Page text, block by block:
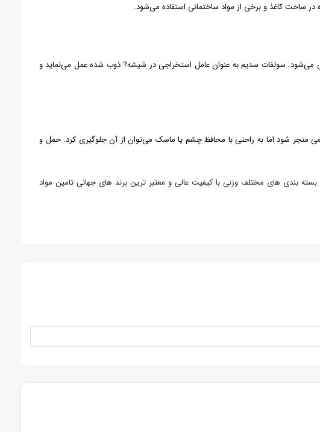
در ساخت کاغذ و برخی از مواد ساختمانی استفاده می‌شود.
می‌شود. سولفات سدیم به عنوان عامل استخراجی در شیشه? ذوب شده عمل می‌نماید و
منجر شود اما به راحتی با محافظ چشم یا ماسک می‌توان از آن جلوگیری کرد. حمل و
بسته بندی های مختلف وزنی با کیفیت عالی و معتبر ترین برند های جهانی تامین مواد